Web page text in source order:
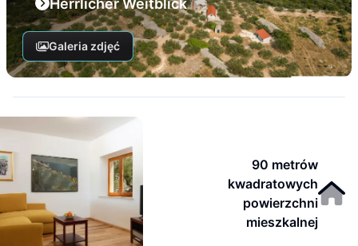
Herrlicher Weitblick
Galeria zdjęć
90 metrów
kwadratowych
powierzchni
mieszkalnej